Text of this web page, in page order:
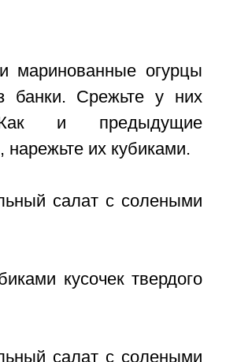
маринованные огурцы
банки. Срежьте у них
и предыдущие
нарежьте их кубиками.
кусочек твердого